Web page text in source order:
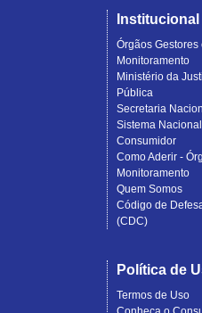
Institucional
Órgãos Gestores
Monitoramento
Ministério da
Pública
Secretaria
Sistema
Consumidor
Como Aderir -
Monitoramento
Quem Somos
Código de
(CDC)
Política de
Termos de Uso